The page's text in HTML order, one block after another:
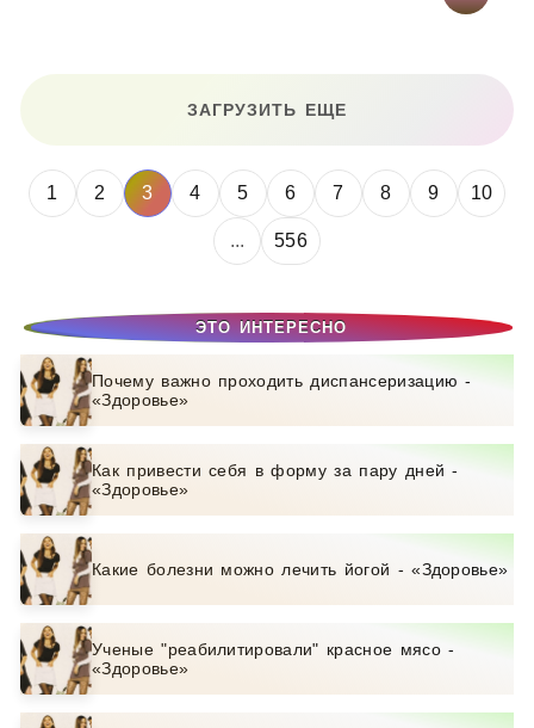
ЭТО ИНТЕРЕСНО
Почему важно проходить диспансеризацию -
«Здоровье»
Как привести себя в форму за пару дней -
«Здоровье»
Какие болезни можно лечить йогой - «Здоровье»
Ученые "реабилитировали" красное мясо -
«Здоровье»
ЗАГРУЗИТЬ ЕЩЕ
1 2 3 4 5 6 7 8 9 10
... 556